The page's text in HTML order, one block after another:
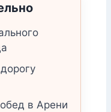
в Арени